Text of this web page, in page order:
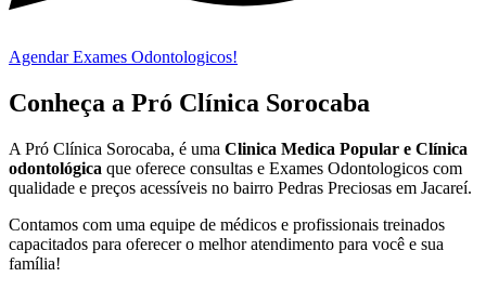
Agendar Exames Odontologicos!
Conheça a Pró Clínica Sorocaba
A Pró Clínica Sorocaba, é uma Clinica Medica Popular e Clínica
odontológica que oferece consultas e Exames Odontologicos com
qualidade e preços acessíveis no bairro Pedras Preciosas em Jacareí.
Contamos com uma equipe de médicos e profissionais treinados
capacitados para oferecer o melhor atendimento para você e sua
família!